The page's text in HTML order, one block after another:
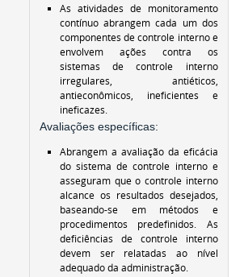
As atividades de monitoramento
contínuo abrangem cada um dos
componentes de controle interno e
envolvem ações contra os
sistemas de controle interno
irregulares, antiéticos,
antieconômicos, ineficientes e
ineficazes.
Avaliações específicas:
Abrangem a avaliação da eficácia
do sistema de controle interno e
asseguram que o controle interno
alcance os resultados desejados,
baseando-se em métodos e
procedimentos predefinidos. As
deficiências de controle interno
devem ser relatadas ao nível
adequado da administração.